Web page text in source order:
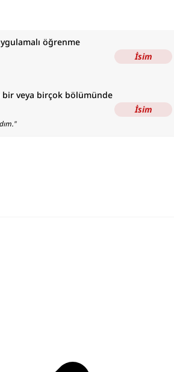
öğrenme
İsim
veya birçok bölümünde
"
İsim